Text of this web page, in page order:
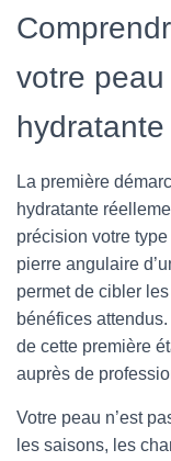
votre
hydratante
La première
hydratante
précision votre
pierre angulaire
permet de cibler
bénéfices
de cette première
auprès de
Votre peau n’est
les saisons, les